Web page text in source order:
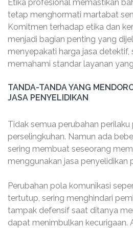
Etika profesional memastikan
tetap menghormati martabat
Komitmen terhadap etika dan
menjadi bagian penting yang
menyepakati harga jasa detektif,
memahami standar layanan
TANDA-TANDA YANG
JASA PENYELIDIKAN
Tidak semua perubahan perilaku
perselingkuhan. Namun ada
sering membuat seseorang
menggunakan jasa penyelidikan
Perubahan pola komunikasi
tertutup, sering menghindari
tampak defensif saat ditanya
dapat menimbulkan kecurigaan.